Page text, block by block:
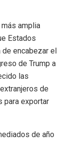
amplia
Estados
encabezar el
de Trump a
las
de
para exportar
de año